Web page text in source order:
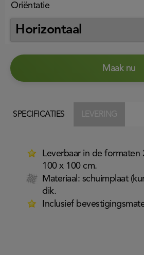
Oriëntatie
Maak nu
SPECIFICATIES LEVERING
Leverbaar in de formaten
100 x 100 cm.
Materiaal: schuimplaat
dik.
Inclusief